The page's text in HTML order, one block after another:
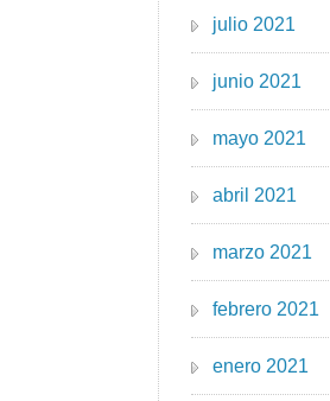
julio 2021
junio 2021
mayo 2021
abril 2021
marzo 2021
febrero 2021
enero 2021